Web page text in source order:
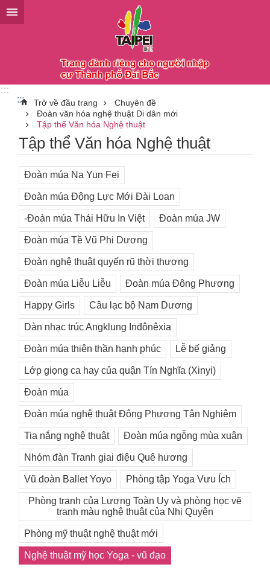
Chuyển đến khối nội dung chính
:::
:::
Trở về đầu trang
Chuyên đề
Đoàn văn hóa nghệ thuật Di dân mới
Tập thể Văn hóa Nghệ thuật
Tập thể Văn hóa Nghệ thuật
Đoàn múa Na Yun Fei
Đoàn múa Động Lực Mới Đài Loan
-Đoàn múa Thái Hữu In Việt Đoàn múa JW
Đoàn múa Tề Vũ Phi Dương
Đoàn nghệ thuật quyến rũ thời thượng
Đoàn múa Liễu Liễu Đoàn múa Đông Phương
Happy Girls Câu lạc bộ Nam Dương
Dàn nhạc trúc Angklung Inđônêxia
Đoàn múa thiên thần hạnh phúc Lễ bế giảng
Lớp giọng ca hay của quận Tín Nghĩa (Xinyi)
Đoàn múa
Đoàn múa nghệ thuật Đông Phương Tân Nghiêm
Tia nắng nghệ thuật Đoàn múa ngỗng mùa xuân
Nhóm đàn Tranh giai điệu Quê hương
Vũ đoàn Ballet Yoyo Phòng tập Yoga Vưu Ích
Phòng tranh của Lương Toàn Uy và phòng học vẽ
tranh màu nghệ thuật của Nhị Quyên
Phòng mỹ thuật nghệ thuật mới
Nghệ thuật mỹ học Yoga - vũ đạo